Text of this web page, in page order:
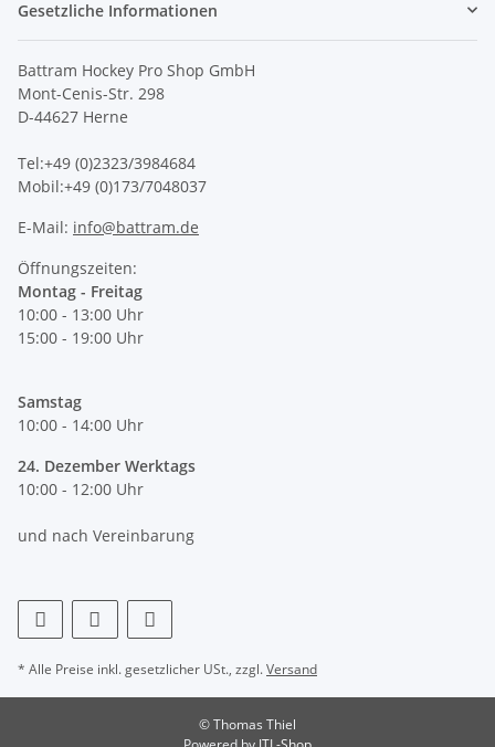
Gesetzliche Informationen
Battram Hockey Pro Shop GmbH
Mont-Cenis-Str. 298
D-44627 Herne
Tel:+49 (0)2323/3984684
Mobil:+49 (0)173/7048037
E-Mail: info@battram.de
Öffnungszeiten:
Montag - Freitag
10:00 - 13:00 Uhr
15:00 - 19:00 Uhr
Samstag
10:00 - 14:00 Uhr
24. Dezember Werktags
10:00 - 12:00 Uhr
und nach Vereinbarung
* Alle Preise inkl. gesetzlicher USt., zzgl.Versand
© Thomas Thiel